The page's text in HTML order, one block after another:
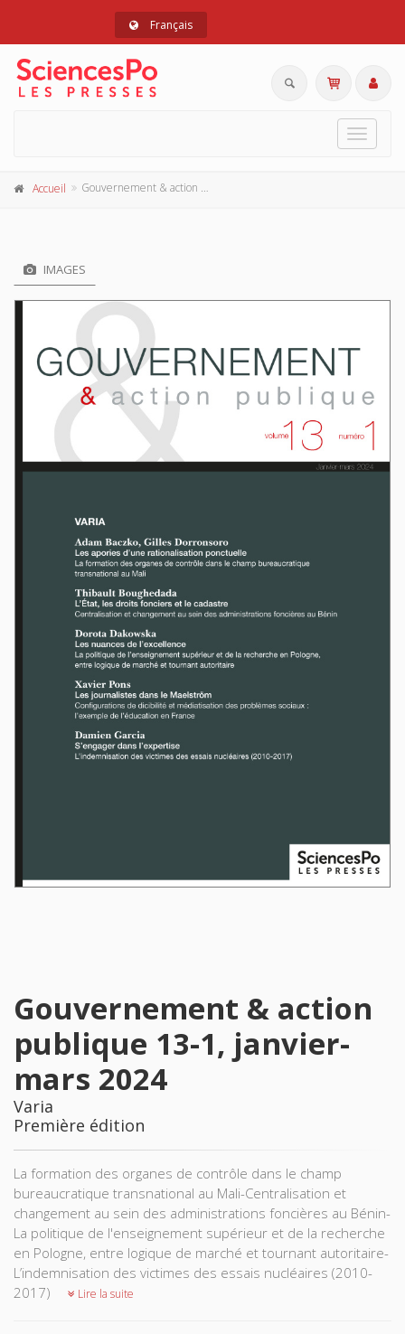
Français
Toggle
Accueil Gouvernement & action publique 13-1, janvier-mars 2024
IMAGES
Gouvernement & action
publique 13-1, janvier-
mars 2024
Varia
Première édition
La formation des organes de contrôle dans le champ
bureaucratique transnational au Mali-Centralisation et
changement au sein des administrations foncières au Bénin-
La politique de l'enseignement supérieur et de la recherche
en Pologne, entre logique de marché et tournant autoritaire-
L’indemnisation des victimes des essais nucléaires (2010-
2017)
Lire la suite